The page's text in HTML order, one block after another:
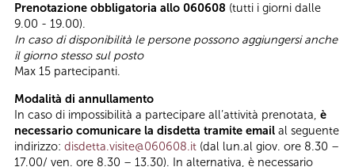
Prenotazione obbligatoria allo 060608 (tutti i giorni dalle
9.00 - 19.00).
In caso di disponibilità le persone possono aggiungersi anche
il giorno stesso sul posto
Max 15 partecipanti.
Modalità di annullamento
In caso di impossibilità a partecipare all’attività prenotata, è
necessario comunicare la disdetta tramite email al seguente
indirizzo: disdetta.visite@060608.it (dal lun.al giov. ore 8.30 –
17.00/ ven. ore 8.30 – 13.30). In alternativa, è necessario